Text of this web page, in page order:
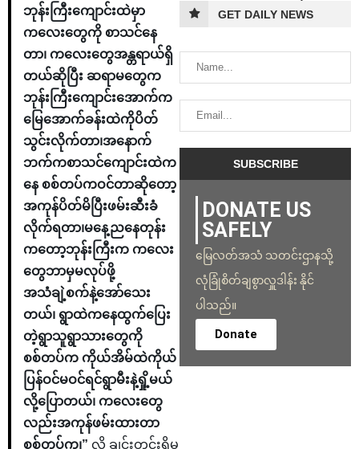
ဘုန်းကြီးကျောင်းထဲမှာ
ကလေးတွေကို စာသင်နေ
တာ၊ ကလေးတွေအန္တရာယ်ရှိ
တယ်ဆိုပြီး ဆရာမတွေက
ဘုန်းကြီးကျောင်းအောက်က
မြေအောက်ခန်းထဲကိုပိတ်
သွင်းလိုက်တာ၊အနောက်
ဘက်ကစာသင်ကျောင်းထဲက
နေ စစ်တပ်ကဝင်တာဆိုတော့
အကုန်ပိတ်မိပြီးဖမ်းဆီးခံ
လိုက်ရတာ၊မနေ့ညနေတုန်း
ကတော့ဘုန်းကြီးက ကလေး
တွေဘာမှမလုပ်ဖို့
အသံချဲ့စက်နဲ့အော်သေး
တယ်၊ ရွာထဲကနေထွက်ပြေး
တဲ့ရွာသူရွာသားတွေကို
စစ်တပ်က ကိုယ်အိမ်ထဲကိုယ်
ပြန်ဝင်မဝင်ရင်ရွာမီးနဲ့ရှို့မယ်
လို့ပြောတယ်၊ ကလေးတွေ
လည်းအကုန်ဖမ်းထားတာ
စစ်တပ်က၊” လို့ ချင်းတွင်းရိုမ
GET DAILY NEWS
DONATE US
SAFELY
မြေလတ်အသံ သတင်းဌာနသို့
လုံခြုံစိတ်ချစွာလှူဒါန်း နိုင်
ပါသည်။
Donate